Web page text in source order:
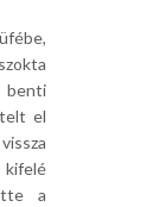
benti
el
kifelé
a